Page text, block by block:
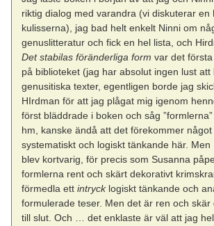
riktig dialog med varandra (vi diskuterar en
kulisserna), jag bad helt enkelt Ninni om
genuslitteratur och fick en hel lista, och
Det stabilas föränderliga form var det
på biblioteket (jag har absolut ingen lust
genusitiska texter, egentligen borde jag
HIrdman för att jag plågat mig igenom
först bläddrade i boken och såg
hm, kanske ändå att det förekommer något
systematiskt och logiskt tänkande här.
blev kortvarig, för precis som Susanna
formlerna rent och skärt dekorativt
förmedla ettintrycklogiskt tänkande och
formulerade teser. Men det är ren och skär
till slut. Och … det enklaste är väl att jag